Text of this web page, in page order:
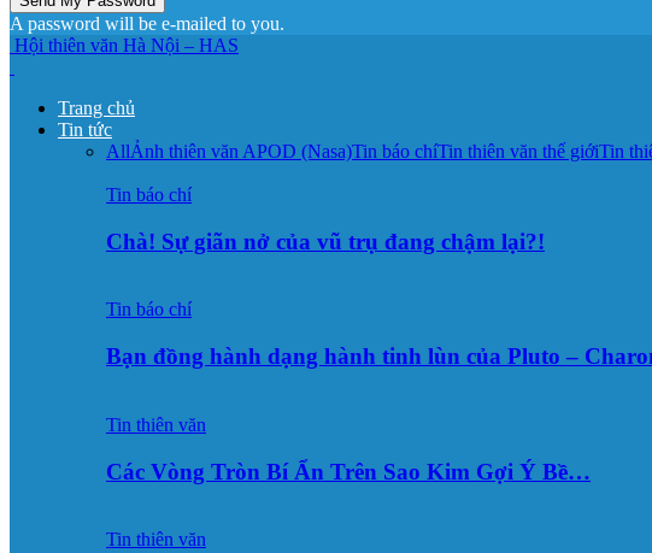
A password will be e-mailed to you.
Hội thiên văn Hà Nội – HAS
Trang chủ
Tin tức
AllẢnh thiên văn APOD (Nasa)Tin báo chíTin thiên văn thế giớiTin
Tin báo chí
Chà! Sự giãn nở của vũ trụ đang chậm lại?!
Tin báo chí
Bạn đồng hành dạng hành tinh lùn của Pluto –
Tin thiên văn
Các Vòng Tròn Bí Ẩn Trên Sao Kim Gợi Ý Bề…
Tin thiên văn